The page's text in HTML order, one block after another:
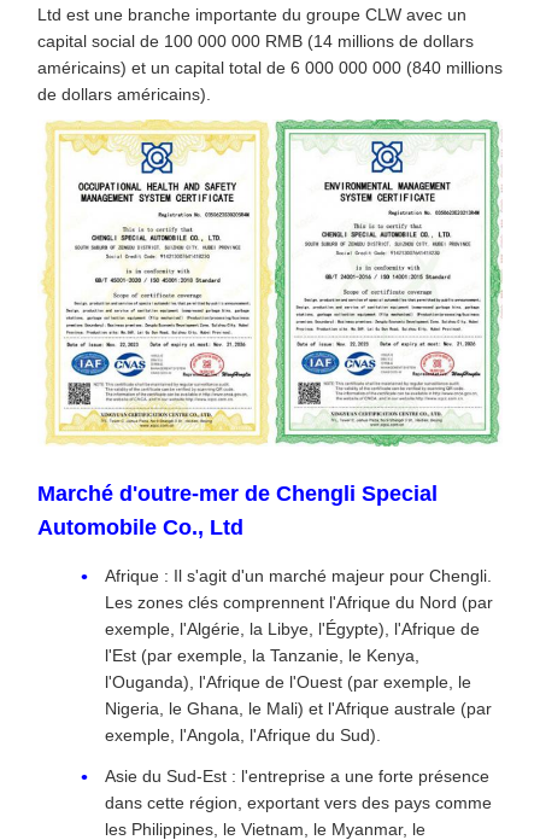
Ltd est une branche importante du groupe CLW avec un
capital social de 100 000 000 RMB (14 millions de dollars
américains) et un capital total de 6 000 000 000 (840 millions
de dollars américains).
Marché d'outre-mer de Chengli Special
Automobile Co., Ltd
Afrique : Il s'agit d'un marché majeur pour Chengli.
Les zones clés comprennent l'Afrique du Nord (par
exemple, l'Algérie, la Libye, l'Égypte), l'Afrique de
l'Est (par exemple, la Tanzanie, le Kenya,
l'Ouganda), l'Afrique de l'Ouest (par exemple, le
Nigeria, le Ghana, le Mali) et l'Afrique australe (par
exemple, l'Angola, l'Afrique du Sud).
Asie du Sud-Est : l'entreprise a une forte présence
dans cette région, exportant vers des pays comme
les Philippines, le Vietnam, le Myanmar, le